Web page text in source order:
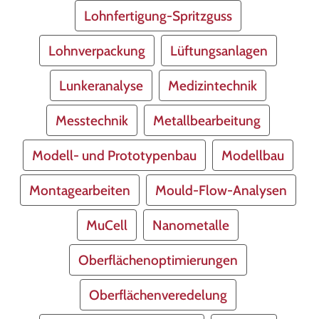
Lohnfertigung-Spritzguss
Lohnverpackung Lüftungsanlagen
Lunkeranalyse Medizintechnik
Messtechnik Metallbearbeitung
Modell- und Prototypenbau Modellbau
Montagearbeiten Mould-Flow-Analysen
MuCell Nanometalle
Oberflächenoptimierungen
Oberflächenveredelung